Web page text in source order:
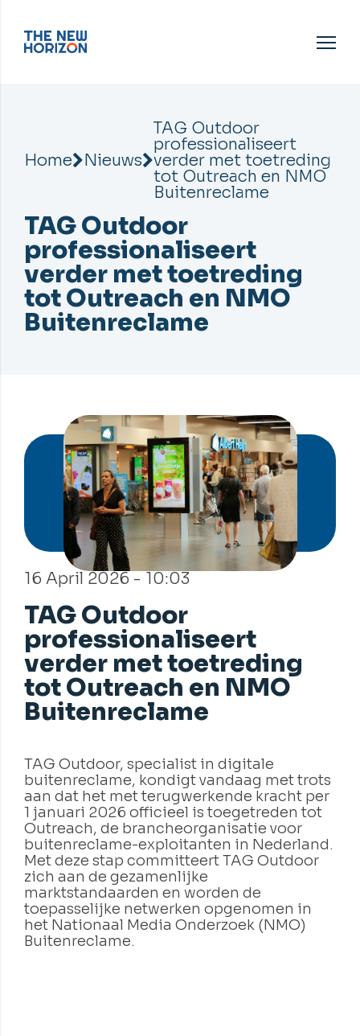
Home Nieuws
TAG Outdoor
professionaliseert
verder met toetreding
tot Outreach en NMO
Buitenreclame
TAG Outdoor
professionaliseert
verder met toetreding
tot Outreach en NMO
Buitenreclame
16 April 2026 - 10:03
TAG Outdoor
professionaliseert
verder met toetreding
tot Outreach en NMO
Buitenreclame
TAG Outdoor, specialist in digitale
buitenreclame, kondigt vandaag met trots
aan dat het met terugwerkende kracht per
1 januari 2026 officieel is toegetreden tot
Outreach, de brancheorganisatie voor
buitenreclame-exploitanten in Nederland.
Met deze stap committeert TAG Outdoor
zich aan de gezamenlijke
marktstandaarden en worden de
toepasselijke netwerken opgenomen in
het Nationaal Media Onderzoek (NMO)
Buitenreclame.